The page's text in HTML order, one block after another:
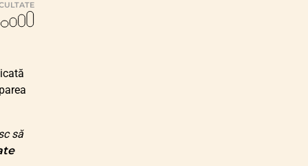
să